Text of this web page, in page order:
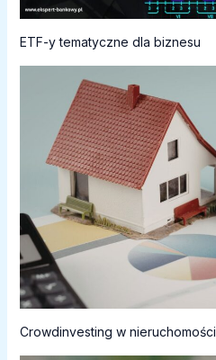
ETF-y tematyczne dla biznesu
Crowdinvesting w nieruchomości